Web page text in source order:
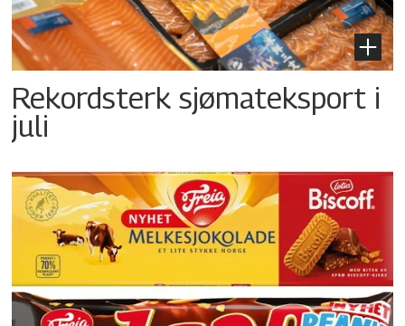
Rekordsterk sjømateksport i
juli